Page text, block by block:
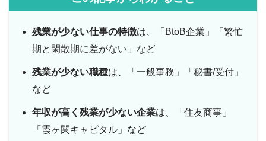
残業が少ない仕事の特徴は、「BtoB企業」「繁忙
期と閑散期に差がない」など
残業が少ない職種は、「一般事務」「秘書/受付」
など
年収が高く残業が少ない企業は、「住友商事」
「霞ヶ関キャピタル」など